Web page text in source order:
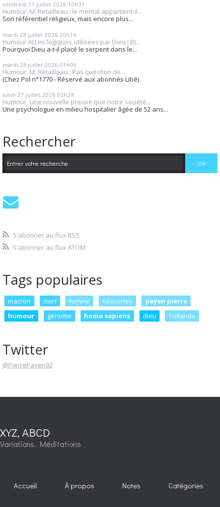
vendredi 31 juillet 2026 10h31
Humour. M. Retailleau : le mental appartient-il...
Son référentiel religieux, mais encore plus...
mardi 28 juillet 2026 20h16
Humour A) Les logiques utilisées par Dieu ! B)...
Pourquoi Dieu a-t-il placé le serpent dans le...
mardi 28 juillet 2026 01h06
Humour. M. Retailleau : Pas question de...
(Chez Pol n°1770 - Réservé aux abonnés Libé)
lundi 27 juillet 2026 02h28
Humour. Une nouvelle preuve que notre société...
Une psychologue en milieu hospitalier âgée de 52 ans...
Rechercher
S'abonner au flux RSS
S'abonner au flux ATOM
Tags populaires
macron mort homme néocortex
payen pierre
humour
génome homo sapiens dieu hollande
Twitter
@PierrePayen92
XYZ, ABCD
Variations. Méditations
Accueil À propos Notes Catégories